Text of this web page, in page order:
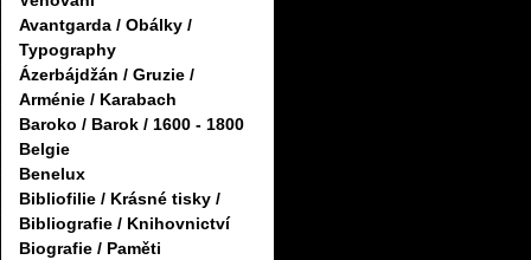
Avantgarda / Obálky /
Typography
Ázerbájdžán / Gruzie /
Arménie / Karabach
Baroko / Barok / 1600 - 1800
Belgie
Benelux
Bibliofilie / Krásné tisky /
Bibliografie / Knihovnictví
Biografie / Paměti